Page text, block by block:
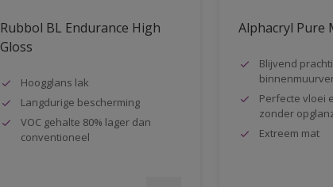
Rubbol BL Endurance High
Gloss
Hoogglans lak
Langdurige bescherming
VOC gehalte 80% lager dan
conventioneel
Alphacryl Pure
Blijvend
Perfecte vloei
zonder
Extreem mat